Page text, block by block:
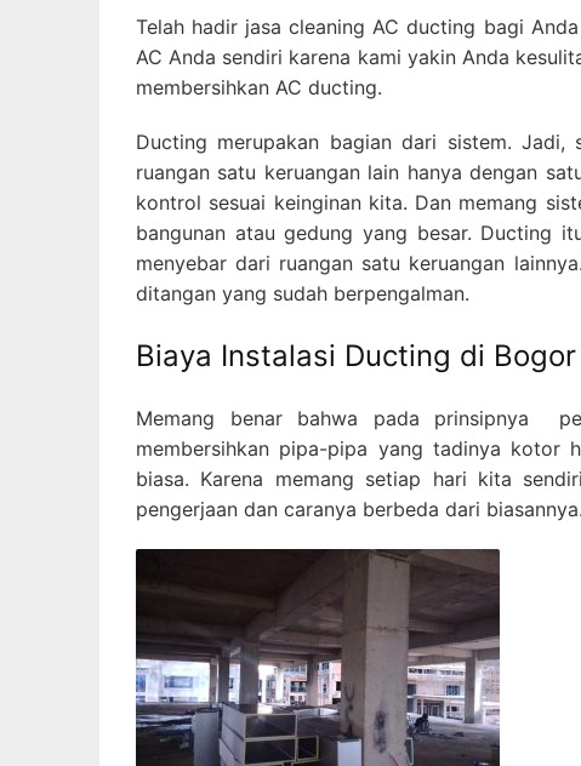
Telah hadir jasa cleaning AC ducting bagi
AC Anda sendiri karena kami yakin Anda
membersihkan AC ducting.
Ducting merupakan bagian dari sistem.
ruangan satu keruangan lain hanya dengan
kontrol sesuai keinginan kita. Dan memang
bangunan atau gedung yang besar. Ducting
menyebar dari ruangan satu keruangan
ditangan yang sudah berpengalman.
Biaya Instalasi Ducting di Bogor
Memang benar bahwa pada prinsipnya
membersihkan pipa-pipa yang tadinya kotor
biasa. Karena memang setiap hari kita
pengerjaan dan caranya berbeda dari biasannya.